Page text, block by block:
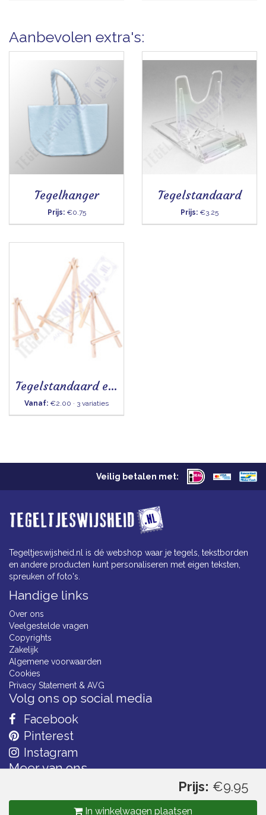
Prijs: €9.95
In winkelwagen plaatsen
Aanbevolen extra's:
Tegelhanger
Prijs:€0.75
Tegelstandaard
Prijs: €3.25
Tegelstandaard ezel
Vanaf: €2.00 · 3 variaties
Veilig betalen met:
Tegeltjeswijsheid.nl is dé webshop waar je tegels, tekstborden
en andere producten kunt personaliseren met eigen teksten,
spreuken of foto's.
Handige links
Over ons
Veelgestelde vragen
Copyrights
Zakelijk
Algemene voorwaarden
Cookies
Privacy Statement & AVG
Volg ons op social media
Facebook
Pinterest
Instagram
Meer van ons